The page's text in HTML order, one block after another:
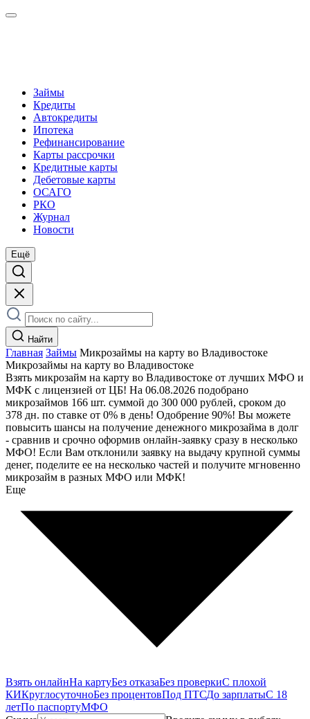
Займы
Кредиты
Автокредиты
Ипотека
Рефинансирование
Карты рассрочки
Кредитные карты
Дебетовые карты
ОСАГО
РКО
Журнал
Новости
Ещё
Найти
Главная Займы Микрозаймы на карту во Владивостоке
Микрозаймы на карту во Владивостоке
Взять микрозайм на карту во Владивостоке от лучших МФО и
МФК с лицензией от ЦБ! На 06.08.2026 подобрано
микрозаймов 166 шт. суммой до 300 000 рублей, сроком до
378 дн. по ставке от 0% в день! Одобрение 90%! Вы можете
повысить шансы на получение денежного микрозайма в долг
- сравнив и срочно оформив онлайн-заявку сразу в несколько
МФО! Если Вам отклонили заявку на выдачу крупной суммы
денег, поделите ее на несколько частей и получите мгновенно
микрозайм в разных МФО или МФК!
Еще
Взять онлайнНа картуБез отказаБез проверкиС плохой
КИКруглосуточноБез процентовПод ПТСДо зарплатыС 18
летПо паспортуМФО